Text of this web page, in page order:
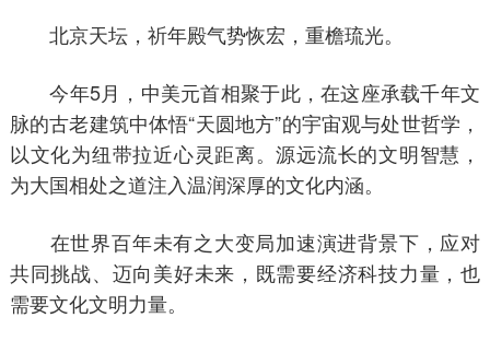
北京天坛，祈年殿气势恢宏，重檐琉光。
今年5月，中美元首相聚于此，在这座承载千年文
脉的古老建筑中体悟“天圆地方”的宇宙观与处世哲学，
以文化为纽带拉近心灵距离。源远流长的文明智慧，
为大国相处之道注入温润深厚的文化内涵。
在世界百年未有之大变局加速演进背景下，应对
共同挑战、迈向美好未来，既需要经济科技力量，也
需要文化文明力量。